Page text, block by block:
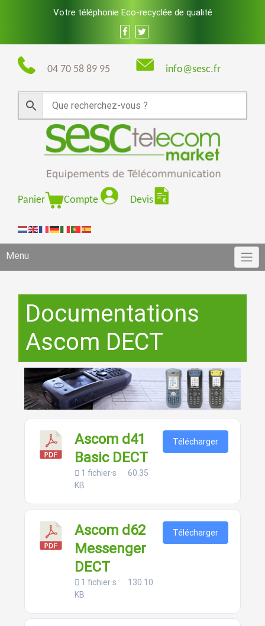
Votre téléphonie Eco-recyclée de qualité
04 70 58 89 95 info@sesc.fr
Panier Compte Devis
Menu
Documentations
Ascom DECT
Ascom d41
Basic DECT
1 fichier·s
60.35
KB
Télécharger
Ascom d62
Messenger
DECT
1 fichier·s
130.10
KB
Télécharger